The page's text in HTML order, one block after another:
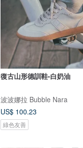
復古山形德訓鞋-白奶油
波波娜拉 Bubble Nara
US$ 100.23
綠色友善